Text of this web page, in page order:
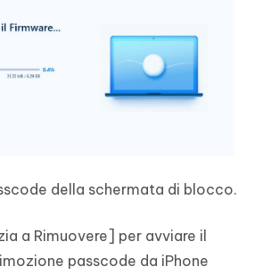
della schermata di blocco.
a Rimuovere] per avviare il
passcode da iPhone